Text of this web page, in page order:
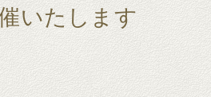
いたします